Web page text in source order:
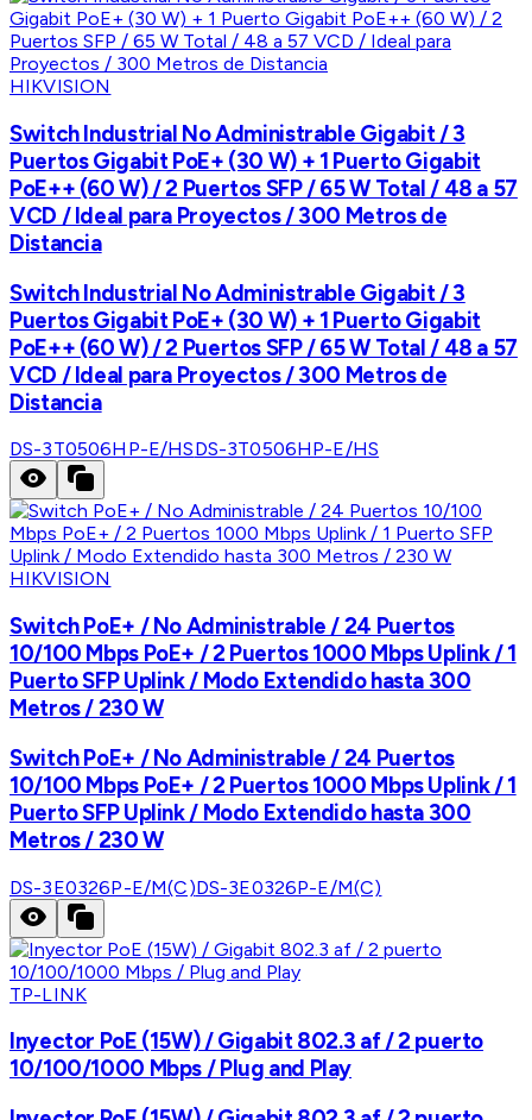
HIKVISION
Switch Industrial No Administrable Gigabit / 3
Puertos Gigabit PoE+ (30 W) + 1 Puerto Gigabit
PoE++ (60 W) / 2 Puertos SFP / 65 W Total / 48 a 57
VCD / Ideal para Proyectos / 300 Metros de
Distancia
Switch Industrial No Administrable Gigabit / 3
Puertos Gigabit PoE+ (30 W) + 1 Puerto Gigabit
PoE++ (60 W) / 2 Puertos SFP / 65 W Total / 48 a 57
VCD / Ideal para Proyectos / 300 Metros de
Distancia
DS-3T0506HP-E/HSDS-3T0506HP-E/HS
HIKVISION
Switch PoE+ / No Administrable / 24 Puertos
10/100 Mbps PoE+ / 2 Puertos 1000 Mbps Uplink / 1
Puerto SFP Uplink / Modo Extendido hasta 300
Metros / 230 W
Switch PoE+ / No Administrable / 24 Puertos
10/100 Mbps PoE+ / 2 Puertos 1000 Mbps Uplink / 1
Puerto SFP Uplink / Modo Extendido hasta 300
Metros / 230 W
DS-3E0326P-E/M(C)DS-3E0326P-E/M(C)
TP-LINK
Inyector PoE (15W) / Gigabit 802.3 af / 2 puerto
10/100/1000 Mbps / Plug and Play